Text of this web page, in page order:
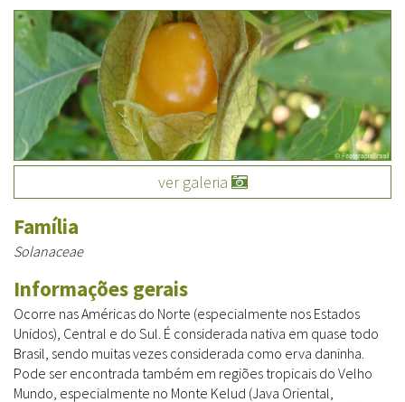
ver galeria
Família
Solanaceae
Informações gerais
Ocorre nas Américas do Norte (especialmente nos Estados
Unidos), Central e do Sul. É considerada nativa em quase todo
Brasil, sendo muitas vezes considerada como erva daninha.
Pode ser encontrada também em regiões tropicais do Velho
Mundo, especialmente no Monte Kelud (Java Oriental,